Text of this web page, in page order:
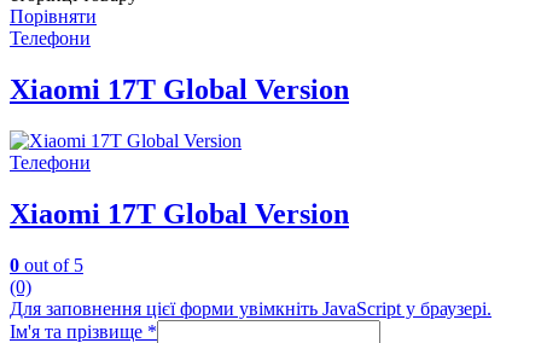
Порівняти
Телефони
Xiaomi 17T Global Version
Телефони
Xiaomi 17T Global Version
0 out of 5
(0)
Для заповнення цієї форми увімкніть JavaScript у браузері.
Ім'я та прізвище *